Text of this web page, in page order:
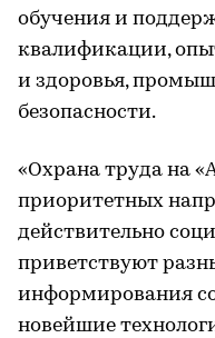
обучения и
квалификации,
и здоровья,
безопасности.
«Охрана труда на
приоритетных
действительно
приветствуют
информирования
новейшие